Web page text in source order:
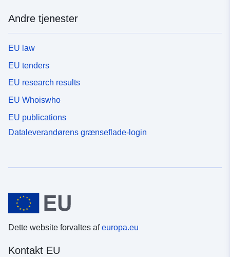
Andre tjenester
EU law
EU tenders
EU research results
EU Whoiswho
EU publications
Dataleverandørens grænseflade-login
Dette website forvaltes afeuropa.eu
Kontakt EU